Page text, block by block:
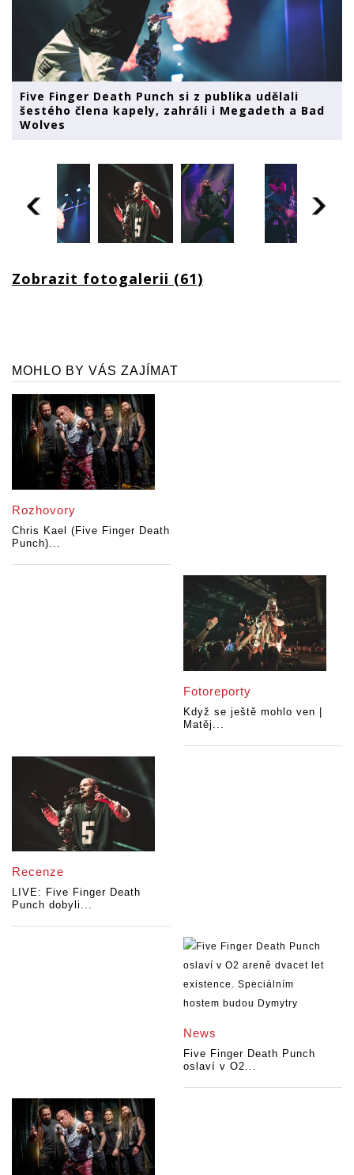
Five Finger Death Punch si z publika udělali
šestého člena kapely, zahráli i Megadeth a Bad
Wolves
Zobrazit fotogalerii (61)
MOHLO BY VÁS ZAJÍMAT
Rozhovory
Chris Kael (Five Finger Death
Punch)...
Fotoreporty
Když se ještě mohlo ven |
Matěj...
Recenze
LIVE: Five Finger Death
Punch dobyli...
News
Five Finger Death Punch
oslaví v O2...